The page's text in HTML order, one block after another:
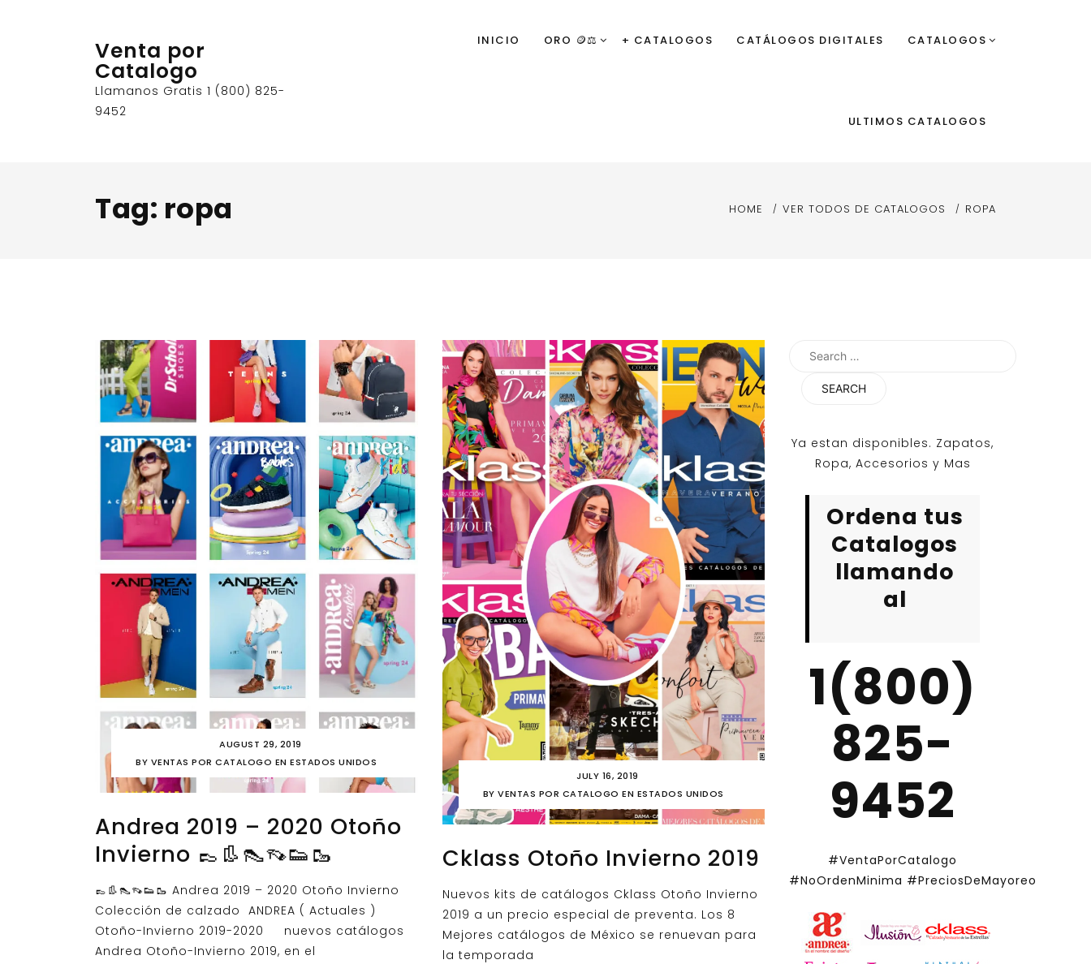
Venta por
Catalogo
Llamanos Gratis 1 (800) 825-
9452
INICIO ORO 🪙⚖️ + CATALOGOS CATÁLOGOS DIGITALES CATALOGOS
ULTIMOS CATALOGOS
Tag: ropa HOME VER TODOS DE CATALOGOS ROPA
AUGUST 29, 2019
BY VENTAS POR CATALOGO EN ESTADOS UNIDOS
Andrea 2019 – 2020 Otoño
Invierno 👞👢👠👡👟🥾
👞👢👠👡👟🥾 Andrea 2019 – 2020 Otoño Invierno
Colección de calzado ANDREA ( Actuales )
Otoño-Invierno 2019-2020 nuevos catálogos
Andrea Otoño-Invierno 2019, en el
JULY 16, 2019
BYVENTAS POR CATALOGO EN ESTADOS UNIDOS
Cklass Otoño Invierno 2019
Nuevos kits de catálogos Cklass Otoño Invierno
2019 a un precio especial de preventa. Los 8
Mejores catálogos de México se renuevan para
la temporada
Search
Ya estan disponibles. Zapatos,
Ropa, Accesorios y Mas
Ordena tus
Catalogos
llamando
al
1(800)
825-
9452
#VentaPorCatalogo
#NoOrdenMinima #PreciosDeMayoreo